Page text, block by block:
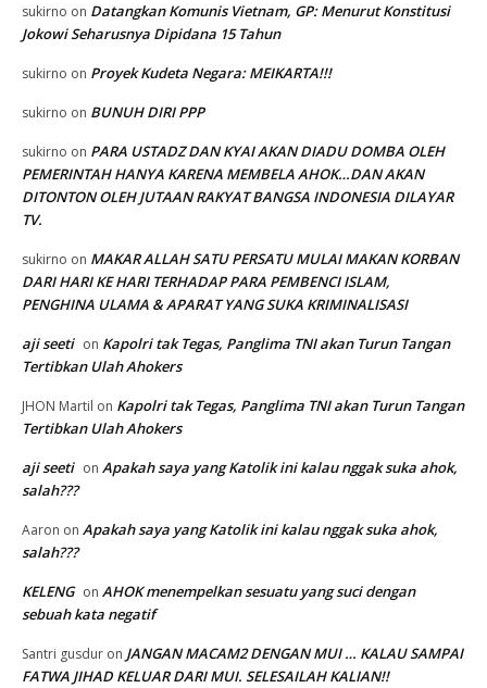
sukirno on Datangkan Komunis Vietnam, GP: Menurut Konstitusi
Jokowi Seharusnya Dipidana 15 Tahun
sukirno on Proyek Kudeta Negara: MEIKARTA!!!
sukirno on BUNUH DIRI PPP
sukirno on PARA USTADZ DAN KYAI AKAN DIADU DOMBA OLEH
PEMERINTAH HANYA KARENA MEMBELA AHOK…DAN AKAN
DITONTON OLEH JUTAAN RAKYAT BANGSA INDONESIA DILAYAR
TV.
sukirno on MAKAR ALLAH SATU PERSATU MULAI MAKAN KORBAN
DARI HARI KE HARI TERHADAP PARA PEMBENCI ISLAM,
PENGHINA ULAMA & APARAT YANG SUKA KRIMINALISASI
aji seeti on Kapolri tak Tegas, Panglima TNI akan Turun Tangan
Tertibkan Ulah Ahokers
JHON Martil on Kapolri tak Tegas, Panglima TNI akan Turun Tangan
Tertibkan Ulah Ahokers
aji seeti on Apakah saya yang Katolik ini kalau nggak suka ahok,
salah???
Aaron on Apakah saya yang Katolik ini kalau nggak suka ahok,
salah???
KELENG on AHOK menempelkan sesuatu yang suci dengan
sebuah kata negatif
Santri gusdur on JANGAN MACAM2 DENGAN MUI … KALAU SAMPAI
FATWA JIHAD KELUAR DARI MUI. SELESAILAH KALIAN!!